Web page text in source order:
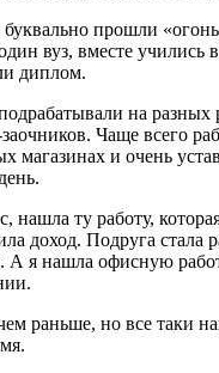
прошли
вуз, вместе учились
диплом.
на разных
Чаще всего
магазинах и очень
нашла ту работу,
доход. Подруга стала
А я нашла офисную
раньше, но все таки